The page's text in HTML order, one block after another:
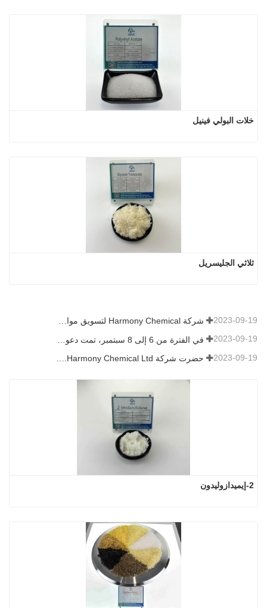
خلات البولي فينيل
ثلاثي الجليسريل
شركة Harmony Chemical لتسويق مواد النشارة القابلة للتحلل الحيوي، ودعم التنمية الخضراء في الزراعة 2023-09-19
2023-09-19
2023-09-19
2-إيميدازوليدون